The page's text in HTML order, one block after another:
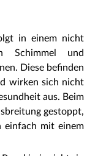
in einem nicht
Schimmel und
Diese befinden
wirken sich nicht
aus. Beim
gestoppt,
einfach mit einem